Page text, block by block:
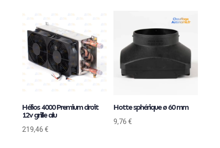
Hélios 4000 Premium droit
12v grille alu
219,46 €
Hotte sphérique ø 60 mm
9,76€